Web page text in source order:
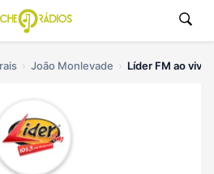
João Monlevade Líder FM ao vivo